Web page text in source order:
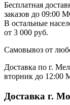
Бесплатная
заказов до 09:00
В остальные
от 3 000 руб.
Самовывоз от
Доставка по г.
вторник до 12:00
Доставка г.